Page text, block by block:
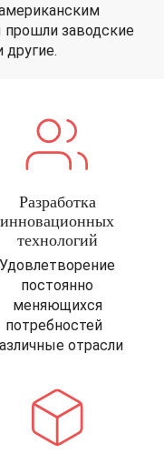
прошли заводские
другие.
Разработка
инновационных
технологий
Удовлетворение
постоянно
меняющихся
потребностей
отрасли